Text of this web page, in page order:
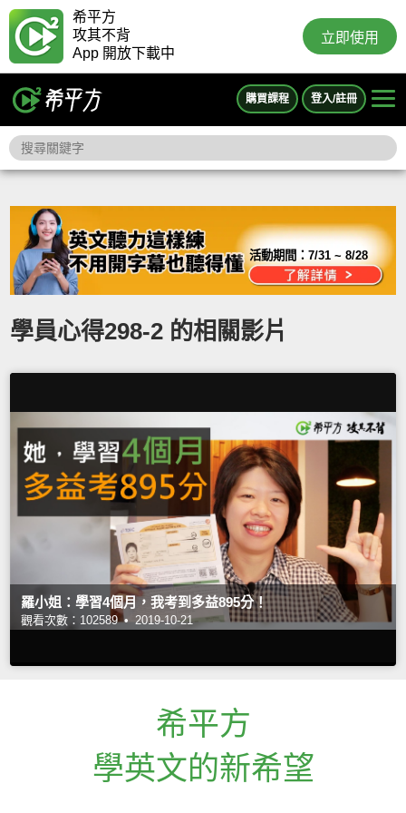
希平方
攻其不背
App 開放下載中
立即使用
購買課程 登入/註冊
活動期間：7/31 ~ 8/28
學員心得298-2 的相關影片
羅小姐：學習4個月，我考到多益895分！
觀看次數：102589 • 2019-10-21
希平方
學英文的新希望